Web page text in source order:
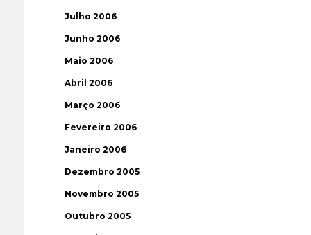
Julho 2006
Junho 2006
Maio 2006
Abril 2006
Março 2006
Fevereiro 2006
Janeiro 2006
Dezembro 2005
Novembro 2005
Outubro 2005